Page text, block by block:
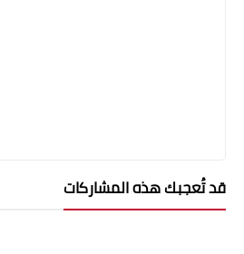
قد تُعجبك هذه المشاركات